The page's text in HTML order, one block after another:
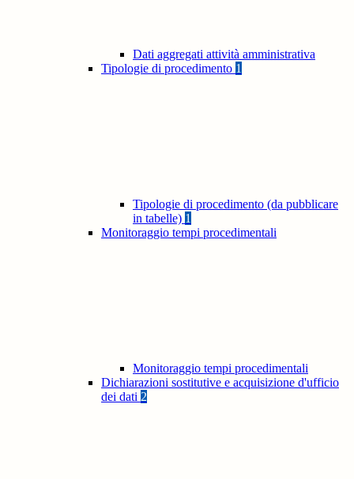
Dati aggregati attività amministrativa
Tipologie di procedimento 1
Tipologie di procedimento (da pubblicare
in tabelle) 1
Monitoraggio tempi procedimentali
Monitoraggio tempi procedimentali
Dichiarazioni sostitutive e acquisizione d'ufficio
dei dati 2